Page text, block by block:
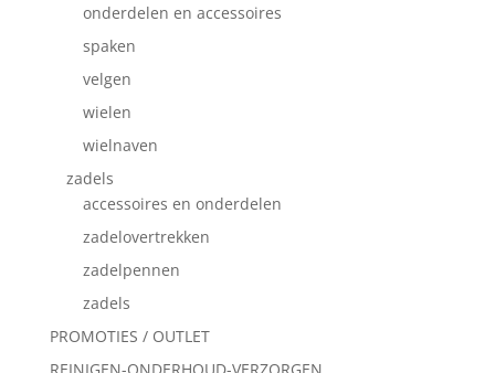
onderdelen en accessoires
spaken
velgen
wielen
wielnaven
zadels
accessoires en onderdelen
zadelovertrekken
zadelpennen
zadels
PROMOTIES / OUTLET